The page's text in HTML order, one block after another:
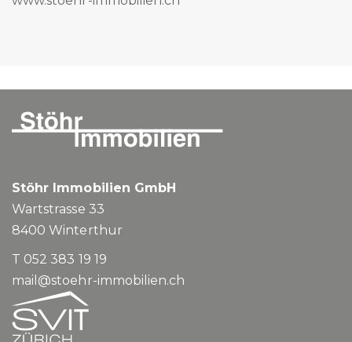
Stöhr Immobilien GmbH
Wartstrasse 33
8400Winterthur
T 052 383 19 19
mail@stoehr-immobilien.ch